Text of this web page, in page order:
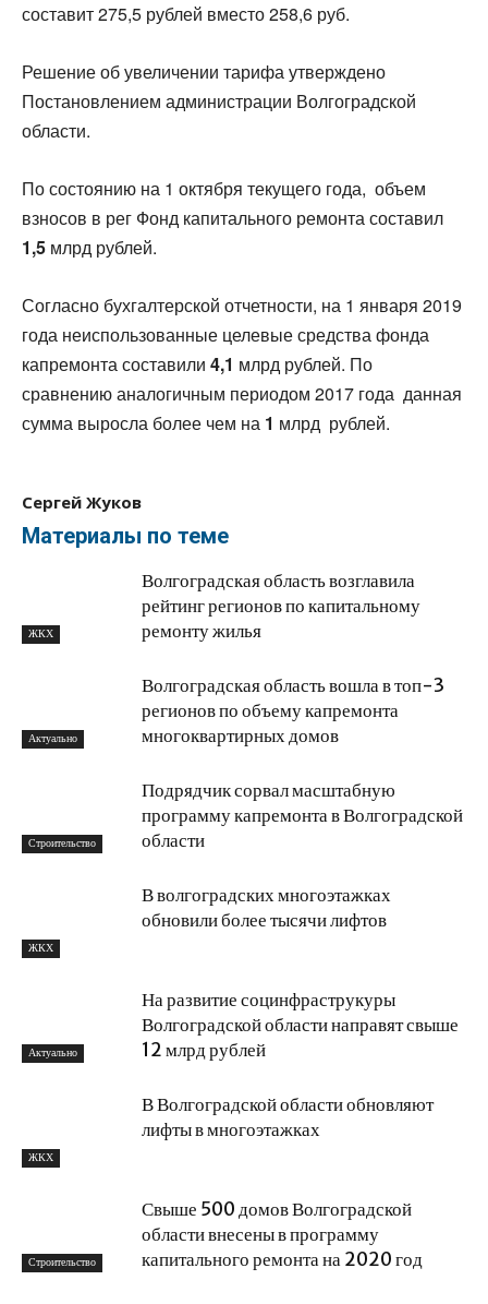
составит 275,5 рублей вместо 258,6 руб.
Решение об увеличении тарифа утверждено
Постановлением администрации Волгоградской
области.
По состоянию на 1 октября текущего года, объем
взносов в рег Фонд капитального ремонта составил
1,5 млрд рублей.
Согласно бухгалтерской отчетности, на 1 января 2019
года неиспользованные целевые средства фонда
капремонта составили 4,1 млрд рублей. По
сравнению аналогичным периодом 2017 года данная
сумма выросла более чем на 1 млрд рублей.
Сергей Жуков
Материалы по теме
ЖКХ
Волгоградская область возглавила
рейтинг регионов по капитальному
ремонту жилья
Актуально
Волгоградская область вошла в топ-3
регионов по объему капремонта
многоквартирных домов
Строительство
Подрядчик сорвал масштабную
программу капремонта в Волгоградской
области
ЖКХ
В волгоградских многоэтажках
обновили более тысячи лифтов
Актуально
На развитие социнфраструкуры
Волгоградской области направят свыше
12 млрд рублей
ЖКХ
В Волгоградской области обновляют
лифты в многоэтажках
Строительство
Свыше 500 домов Волгоградской
области внесены в программу
капитального ремонта на 2020 год